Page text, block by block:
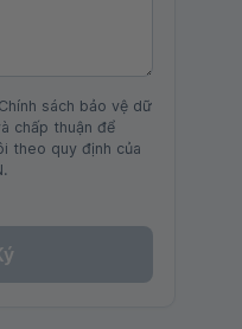
sách bảo vệ dữ
chấp thuận để
theo quy định của